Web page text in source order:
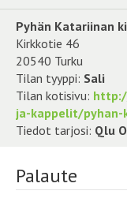
Pyhän Katariinan
Kirkkotie 46
20540 Turku
Tilan tyyppi: Sali
Tilan kotisivu:
ja-kappelit/pyhan-
Tiedot tarjosi: Qlu
Palaute